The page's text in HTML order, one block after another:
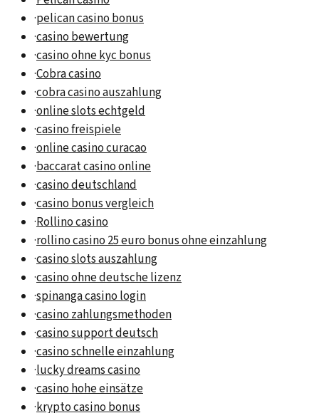
·pelican casino bonus
·casino bewertung
·casino ohne kyc bonus
·Cobra casino
·cobra casino auszahlung
·online slots echtgeld
·casino freispiele
·online casino curacao
·baccarat casino online
·casino deutschland
·casino bonus vergleich
·Rollino casino
·rollino casino 25 euro bonus ohne einzahlung
·casino slots auszahlung
·casino ohne deutsche lizenz
·spinanga casino login
·casino zahlungsmethoden
·casino support deutsch
·casino schnelle einzahlung
·lucky dreams casino
·casino hohe einsätze
·krypto casino bonus